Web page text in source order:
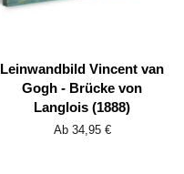
Leinwandbild Vincent van
Gogh - Brücke von
Langlois (1888)
Ab 34,95 €